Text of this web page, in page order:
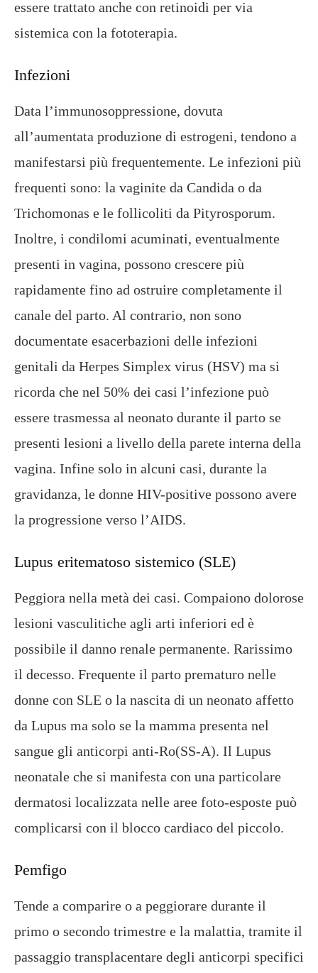
essere trattato anche con retinoidi per via
sistemica con la fototerapia.
Infezioni
Data l’immunosoppressione, dovuta
all’aumentata produzione di estrogeni, tendono a
manifestarsi più frequentemente. Le infezioni più
frequenti sono: la vaginite da Candida o da
Trichomonas e le follicoliti da Pityrosporum.
Inoltre, i condilomi acuminati, eventualmente
presenti in vagina, possono crescere più
rapidamente fino ad ostruire completamente il
canale del parto. Al contrario, non sono
documentate esacerbazioni delle infezioni
genitali da Herpes Simplex virus (HSV) ma si
ricorda che nel 50% dei casi l’infezione può
essere trasmessa al neonato durante il parto se
presenti lesioni a livello della parete interna della
vagina. Infine solo in alcuni casi, durante la
gravidanza, le donne HIV-positive possono avere
la progressione verso l’AIDS.
Lupus eritematoso sistemico (SLE)
Peggiora nella metà dei casi. Compaiono dolorose
lesioni vasculitiche agli arti inferiori ed è
possibile il danno renale permanente. Rarissimo
il decesso. Frequente il parto prematuro nelle
donne con SLE o la nascita di un neonato affetto
da Lupus ma solo se la mamma presenta nel
sangue gli anticorpi anti-Ro(SS-A). Il Lupus
neonatale che si manifesta con una particolare
dermatosi localizzata nelle aree foto-esposte può
complicarsi con il blocco cardiaco del piccolo.
Pemfigo
Tende a comparire o a peggiorare durante il
primo o secondo trimestre e la malattia, tramite il
passaggio transplacentare degli anticorpi specifici